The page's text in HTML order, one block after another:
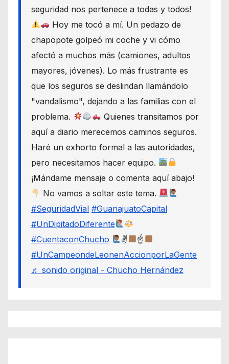
seguridad nos pertenece a todas y todos!
Hoy me tocó a mí. Un pedazo de
chapopote golpeó mi coche y vi cómo
afectó a muchos más (camiones, adultos
mayores, jóvenes). Lo más frustrante es
que los seguros se deslindan llamándolo
"vandalismo", dejando a las familias con el
problema.
Quienes transitamos por
aquí a diario merecemos caminos seguros.
Haré un exhorto formal a las autoridades,
pero necesitamos hacer equipo.
¡Mándame mensaje o comenta aquí abajo!
No vamos a soltar este tema.
#SeguridadVial #GuanajuatoCapital
#UnDipitadoDiferente
#CuentaconChucho
✌
☝
#UnCampeondeLeonenAccionporLaGente
♬ sonido original - Chucho Hernández